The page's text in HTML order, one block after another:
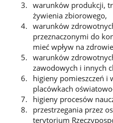
warunków produkcji,
żywienia zbiorowego,
warunków
przeznaczonymi do
mieć wpływ na
warunków
zawodowych i innych
higieny pomieszczeń i
placówkach
higieny procesów
przestrzegania przez
terytorium